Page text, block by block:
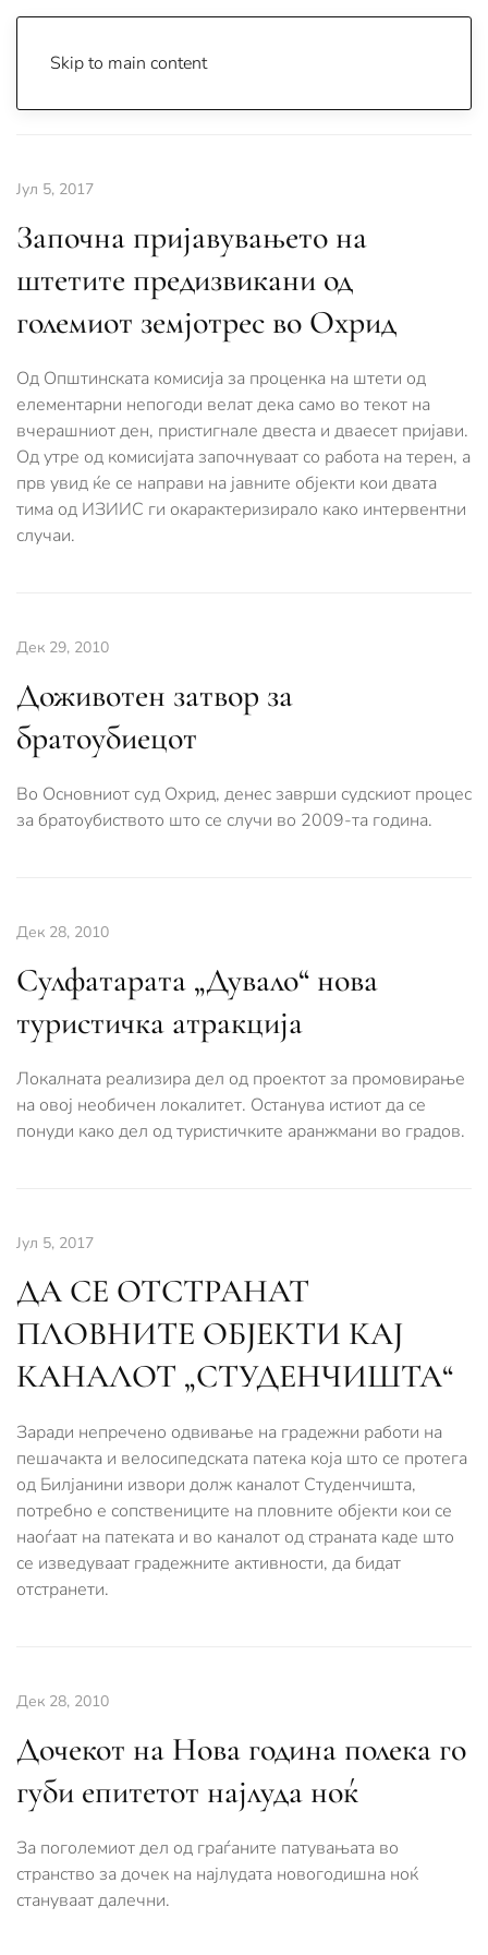
Skip to main content
Јул 5, 2017
Започна пријавувањето на
штетите предизвикани од
големиот земјотрес во Охрид
Од Општинската комисија за проценка на штети од
елементарни непогоди велат дека само во текот на
вчерашниот ден, пристигнале двеста и дваесет пријави.
Од утре од комисијата започнуваат со работа на терен, а
прв увид ќе се направи на јавните објекти кои двата
тима од ИЗИИС ги окарактеризирало како интервентни
случаи.
Дек 29, 2010
Доживотен затвор за
братоубиецот
Во Основниот суд Охрид, денес заврши судскиот процес
за братоубиството што се случи во 2009-та година.
Дек 28, 2010
Сулфатарата „Дувало“ нова
туристичка атракција
Локалната реализира дел од проектот за промовирање
на овој необичен локалитет. Останува истиот да се
понуди како дел од туристичките аранжмани во градов.
Јул 5, 2017
ДА СЕ ОТСТРАНАТ
ПЛОВНИТЕ ОБЈЕКТИ КАЈ
КАНАЛОТ „СТУДЕНЧИШТА“
Заради непречено одвивање на градежни работи на
пешачакта и велосипедската патека која што се протега
од Билјанини извори долж каналот Студенчишта,
потребно е сопствениците на пловните објекти кои се
наоѓаат на патеката и во каналот од страната каде што
се изведуваат градежните активности, да бидат
отстранети.
Дек 28, 2010
Дочекот на Нова година полека го
губи епитетот најлуда ноќ
За поголемиот дел од граѓаните патувањата во
странство за дочек на најлудата новогодишна ноќ
стануваат далечни.